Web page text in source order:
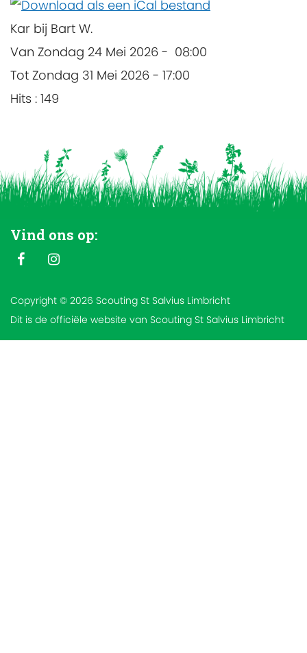
Kar bij Bart W.
Van Zondag 24 Mei 2026 - 08:00
Tot Zondag 31 Mei 2026 - 17:00
Hits : 149
Vind ons op:
Copyright © 2026 Scouting St Salvius Limbricht
Dit is de officiële website van Scouting St Salvius Limbricht